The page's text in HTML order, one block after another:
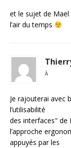
et le sujet de
l’air du temps
À
Je rajouterai avec
l’utilisabilité
des interfaces" de
l’approche
appuyés par les